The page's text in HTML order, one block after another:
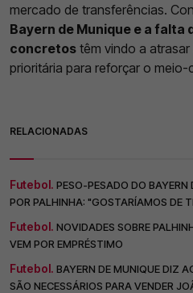
mercado de transferências.
Bayern de Munique e a falta
concretos têm vindo a
prioritária para reforçar o
RELACIONADAS
Futebol. PESO-PESADO DO BAYERN
POR PALHINHA: "GOSTARÍAMOS DE
Futebol. NOVIDADES SOBRE
VEM POR EMPRÉSTIMO
Futebol. BAYERN DE MUNIQUE DIZ
SÃO NECESSÁRIOS PARA VENDER